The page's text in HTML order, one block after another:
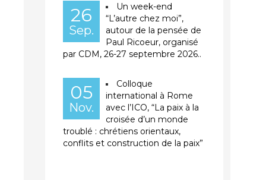
26
Sep.
Un week-end
“L’autre chez moi”,
autour de la pensée de
Paul Ricoeur, organisé
par CDM, 26-27 septembre 2026..
05
Nov.
Colloque
international à Rome
avec l’ICO, “La paix à la
croisée d’un monde
troublé : chrétiens orientaux,
conflits et construction de la paix”